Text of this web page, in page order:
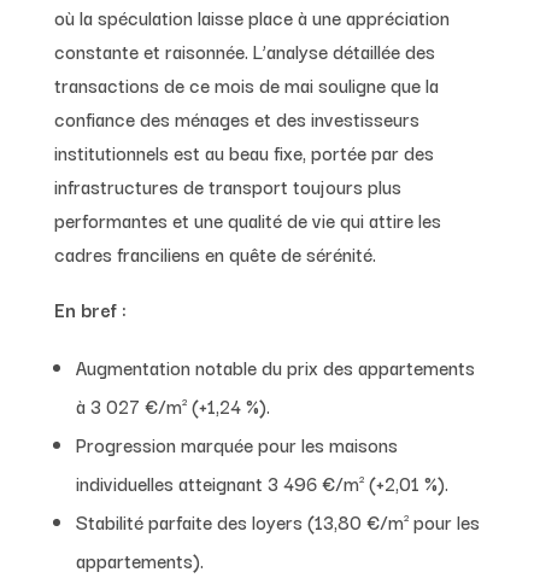
où la spéculation laisse place à une appréciation
constante et raisonnée. L’analyse détaillée des
transactions de ce mois de mai souligne que la
confiance des ménages et des investisseurs
institutionnels est au beau fixe, portée par des
infrastructures de transport toujours plus
performantes et une qualité de vie qui attire les
cadres franciliens en quête de sérénité.
En bref :
Augmentation notable du prix des appartements
à 3 027 €/m² (+1,24 %).
Progression marquée pour les maisons
individuelles atteignant 3 496 €/m² (+2,01 %).
Stabilité parfaite des loyers (13,80 €/m² pour les
appartements).